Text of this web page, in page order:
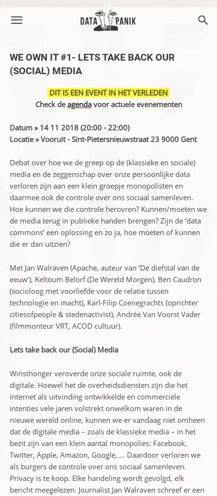
WE OWN IT #1- LETS TAKE BACK OUR
(SOCIAL) MEDIA
DIT IS EEN EVENT IN HET VERLEDEN
Check deagendavoor actuele evenementen
Datum » 14 11 2018 (20:00 - 22:00)
Locatie » Vooruit - Sint-Pietersnieuwstraat 23 9000 Gent
Debat over hoe we de greep op de (klassieke en sociale)
media en de zeggenschap over onze persoonlijke data
verloren zijn aan een klein groepje monopolisten en
daarmee ook de controle over ons sociaal samenleven.
Hoe kunnen we die controle herovren? Kunnen/moeten we
de media terug in publieke handen brengen? Zijn de ‘data
commons’ een oplossing en zo ja, hoe moeten of kunnen
die er dan uitzien?
Met Jan Walraven (Apache, auteur van ‘De diefstal van de
eeuw’), Keltoum Belorf (De Wereld Morgen), Ben Caudron
(socioloog met voorliefde voor de relatie tussen
technologie en macht), Karl-Filip Coenegrachts (oprichter
citiesofpeople & stedenactivist), Andrée Van Voorst Vader
(filmmonteur VRT, ACOD cultuur).
Lets take back our (Social) Media
Winsthonger veroverde onze sociale ruimte, ook de
digitale. Hoewel het de overheidsdiensten zijn die het
internet als uitvinding ontwikkelde en commerciële
intenties vele jaren volstrekt onwelkom waren in de
nieuwe wereld online, kunnen we er vandaag niet omheen
dat de digitale media – zoals de klassieke media – in het
bezit zijn van een klein aantal monopolies: Facebook,
Twitter, Apple, Amazon, Google, … Daardoor verloren we
als burgers de controle over ons sociaal samenleven.
Privacy is te koop. Elke handeling wordt gevolgd, elk
bericht meegelezen. Journalist Jan Walraven schreef er een